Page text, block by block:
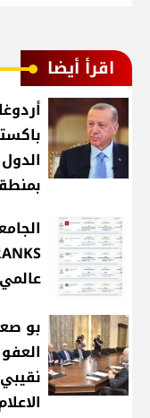
اقرأ أيضا
بو